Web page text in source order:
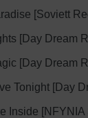
[Soviett
[Day Dream
[Day Dream
Tonight [Day
Inside [NFYNIA